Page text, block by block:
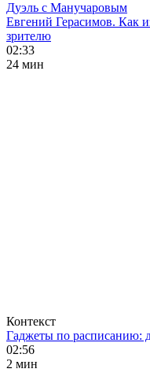
Дуэль с Манучаровым
Евгений Герасимов. Как
зрителю
02:33
24 мин
Контекст
Гаджеты по расписанию:
02:56
2 мин